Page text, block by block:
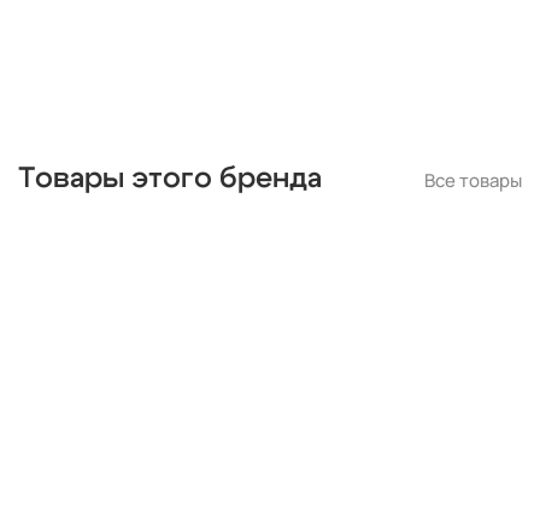
Товары этого бренда Все товары